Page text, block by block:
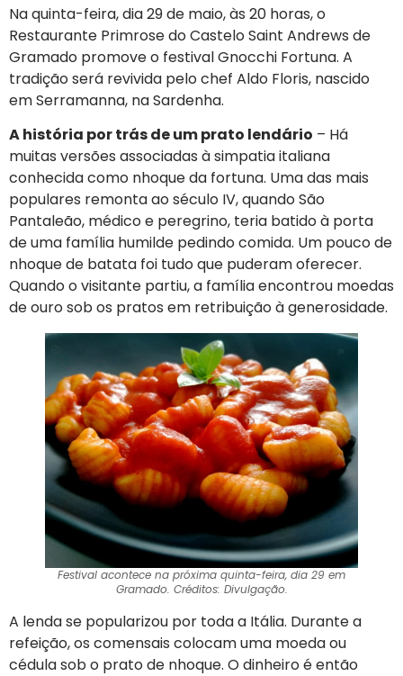
Na quinta-feira, dia 29 de maio, às 20 horas, o
Restaurante Primrose do Castelo Saint Andrews de
Gramado promove o festival Gnocchi Fortuna. A
tradição será revivida pelo chef Aldo Floris, nascido
em Serramanna, na Sardenha.
A história por trás de um prato lendário – Há
muitas versões associadas à simpatia italiana
conhecida como nhoque da fortuna. Uma das mais
populares remonta ao século IV, quando São
Pantaleão, médico e peregrino, teria batido à porta
de uma família humilde pedindo comida. Um pouco de
nhoque de batata foi tudo que puderam oferecer.
Quando o visitante partiu, a família encontrou moedas
de ouro sob os pratos em retribuição à generosidade.
Festival acontece na próxima quinta-feira, dia 29 em
Gramado. Créditos: Divulgação.
A lenda se popularizou por toda a Itália. Durante a
refeição, os comensais colocam uma moeda ou
cédula sob o prato de nhoque. O dinheiro é então